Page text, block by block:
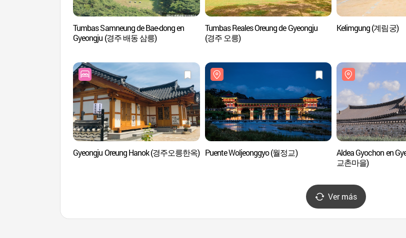
Tumbas Samneung de Bae-dong en
Gyeongju (경주 배동 삼릉)
Tumbas Reales Oreung de Gyeongju
(경주 오릉)
Kelimgung (계림궁)
Gyeongju Oreung Hanok (경주오릉한옥) Puente Woljeonggyo (월정교)
Aldea Gyochon en
교촌마을)
Ver más